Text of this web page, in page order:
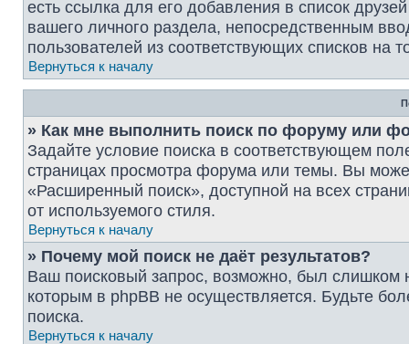
есть ссылка для его добавления в список
вашего личного раздела, непосредственным
пользователей из соответствующих списков на
Вернуться к началу
» Как мне выполнить поиск по форуму или
Задайте условие поиска в соответствующем
страницах просмотра форума или темы. Вы
«Расширенный поиск», доступной на всех
от используемого стиля.
Вернуться к началу
» Почему мой поиск не даёт результатов?
Ваш поисковый запрос, возможно, был
которым в phpBB не осуществляется. Будьте
поиска.
Вернуться к началу